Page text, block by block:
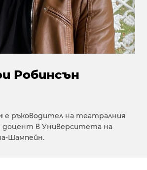
Робинсън
е ръководител на театралния
в Университета на
Шампейн.